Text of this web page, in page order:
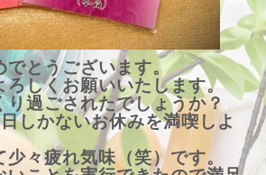
でとうございます。
ろしくお願いいたします。
り過ごされたでしょうか？
しかないお休みを満喫しよ
々疲れ気味（笑）です。